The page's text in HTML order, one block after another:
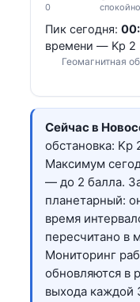
0 спокойно
Пик сегодня:
времени — Kp 2
Геомагнитная
Сейчас в
обстановка: Kp
Максимум
— до 2 балла.
планетарный:
время
пересчитано в
Мониторинг
обновляются в
выхода каждой